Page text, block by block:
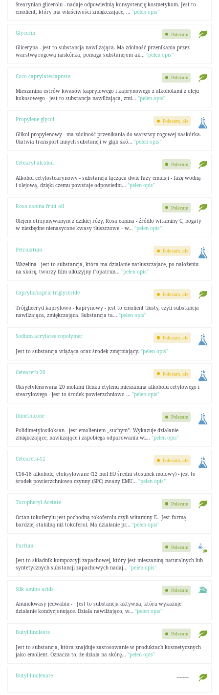
Stearynian glicerolu - nadaje odpowiednią konsystencję kosmetykom. Jest to
emolient, który ma właściwości zmiękczające, ... "pełen opis"
Glycerin
Gliceryna - jest to substancja nawilżająca. Ma zdolność przenikania przez
warstwę rogową naskórka, pomaga substancjom ak... "pełen opis"
Polecam
Coco-caprylate/caprate
Mieszanina estrów kwasów kaprylowego i kaprynowego z alkoholami z oleju
kokosowego - jest to substancja nawilżająca, zmi... "pełen opis"
Polecam
Propylene glycol
Glikol propylenowy - ma zdolność przenikania do warstwy rogowej naskórka.
Ułatwia transport innych substancji w głąb skó... "pełen opis"
Polecam, ale
Cetearyl alcohol
Alkohol cetylostearynowy - substancja łącząca dwie fazy emulsji - fazę wodną
i olejową, dzięki czemu powstaje odpowiedni... "pełen opis"
Polecam
Rosa canina fruit oil
Olejem otrzymywanym z dzikiej róży, Rosa canina - źródło witaminy C, bogaty
w niezbędne nienasycone kwasy tłuszczowe – w... "pełen opis"
Polecam
Petrolatum
Wazelina - jest to substancja, która ma działanie natłuszczajace, po nałożeniu
na skórę, tworzy film olkuzyjny ("opatrun... "pełen opis"
Polecam, ale
Caprylic/capric triglyceride
Trójgliceryd kaprylowo - kaprynowy - jest to emolient tłusty, czyli substancja
nawilżająca, zmiękczająca. Substancja ta... "pełen opis"
Polecam, ale
Sodium acrylates copolymer
Jest to substancja wiążąca oraz środek zmętniający. "pełen opis"
Polecam, ale
Ceteareth-20
Oksyetylenowana 20 molami tlenku etylenu mieszanina alkoholu cetylowego i
stearylowego - jest to środek powierzchniowo ... "pełen opis"
Polecam, ale
Dimethicone
Polidimetylosiloksan - jest emolientem „suchym”. Wykazuje działanie
zmiękczające, nawilżające i zapobiega odparowaniu wi... "pełen opis"
Polecam
Ceteareth-12
C16-18 alkohole, etoksylowane (12 mol EO średni stosunek molowy) - jest to
środek powierzchniowo czynny (SPC) zwany EMU... "pełen opis"
Polecam, ale
Tocopheryl Acetate
Octan tokoferylu jest pochodną tokoferolu czyli witaminy E. Jest formą
bardziej stabilną niż tokoferol. Ma działanie pr... "pełen opis"
Polecam
Parfum
Jest to składnik kompozcyji zapachowej, który jest mieszaniną naturalnych lub
syntetycznych substancji zapachowych nadaj... "pełen opis"
Polecam
Silk amino acids
Aminokwasy jedwabiu - Jest to substancja aktywna, która wykazuje
działanie kondycjonujące. Działa nawilżająco, w... "pełen opis"
Polecam
Butyl linoleate
Jest to substancja, która znajduje zastosowanie w produktach kosmetycznych
jako emolient. Oznacza to, że działa na skórę... "pełen opis"
Polecam
Butyl linolenate --------